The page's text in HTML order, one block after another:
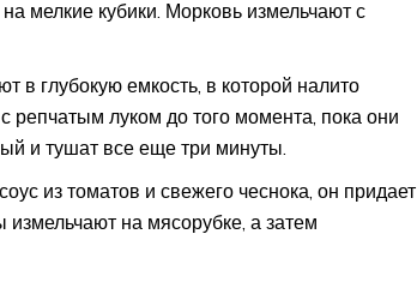
мелкие кубики. Морковь измельчают с
в глубокую емкость, в которой налито
репчатым луком до того момента, пока они
и тушат все еще три минуты.
из томатов и свежего чеснока, он придает
на мясорубке, а затем